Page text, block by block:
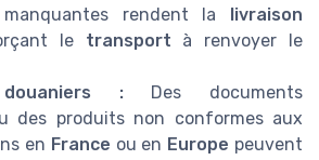
manquantes rendent la livraison
le transport à renvoyer le
:Des documents
des produits non conformes aux
en France ou en Europe peuvent